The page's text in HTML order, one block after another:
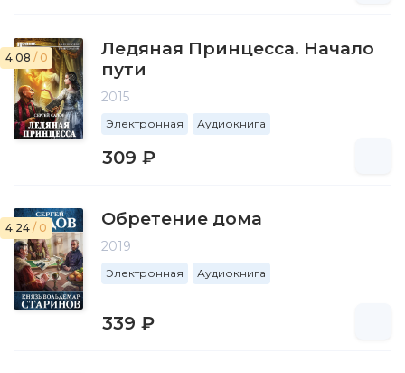
4.08 / 0
Ледяная Принцесса. Начало
пути
2015
Электронная Аудиокнига
309 ₽
4.24 / 0 Обретение дома
2019
Электронная Аудиокнига
339 ₽